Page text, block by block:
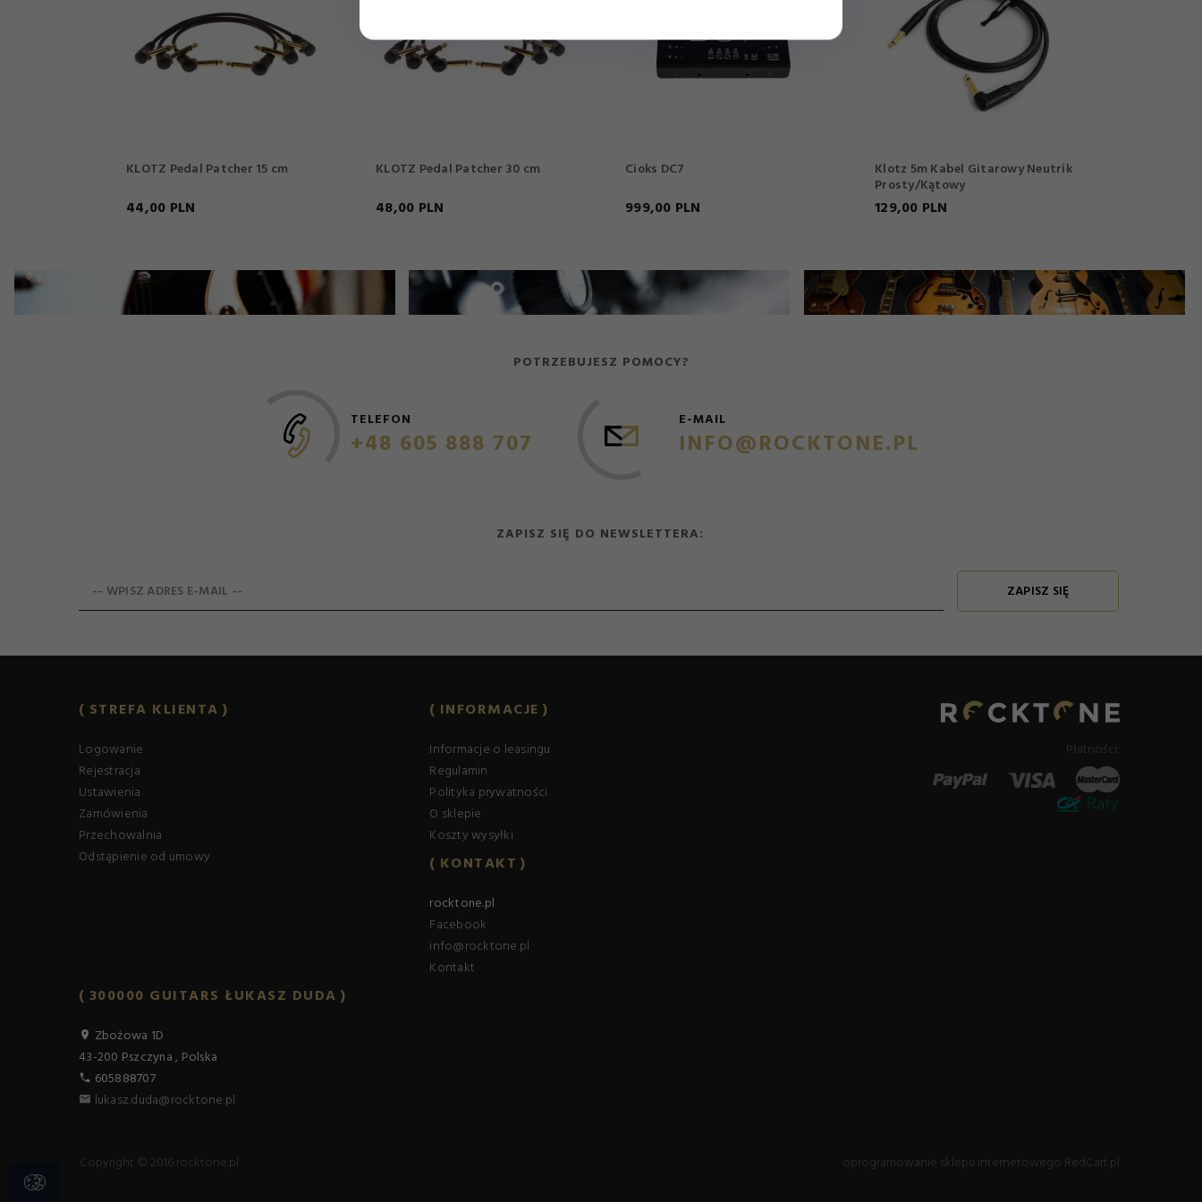
KLOTZ Pedal Patcher 15 cm
44,00 PLN
KLOTZ Pedal Patcher 30 cm
48,00 PLN
Cioks DC7
999,00 PLN
Klotz 5m Kabel Gitarowy Neutrik
Prosty/Kątowy
129,00 PLN
POTRZEBUJESZ POMOCY?
TELEFON
+48 605 888 707
E-MAIL
INFO@ROCKTONE.PL
ZAPISZ SIĘ DO NEWSLETTERA:
-- WPISZ ADRES E-MAIL -- ZAPISZ SIĘ
STREFA KLIENTA
Logowanie
Rejestracja
Ustawienia
Zamówienia
Przechowalnia
Odstąpienie od umowy
INFORMACJE
Informacje o leasingu
Regulamin
Polityka prywatności
O sklepie
Koszty wysyłki
KONTAKT
rocktone.pl
Facebook
info@rocktone.pl
Kontakt
300000 GUITARS ŁUKASZ DUDA
Zbożowa 1D
43-200 Pszczyna, Polska
605888707
lukasz.duda@rocktone.pl
Płatności:
Copyright © 2016 rocktone.pl oprogramowanie sklepu internetowego RedCart.pl